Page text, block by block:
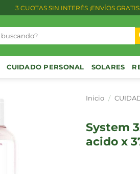
3 CUOTAS SIN INTERÉS ¡ENVÍOS GRATIS!
CUIDADO PERSONAL SOLARES
Inicio /
system 3shampoo ph
acido x